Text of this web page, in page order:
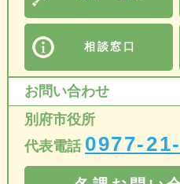
相談窓口
お問い合わせ
別府市役所
代表電話 0977-